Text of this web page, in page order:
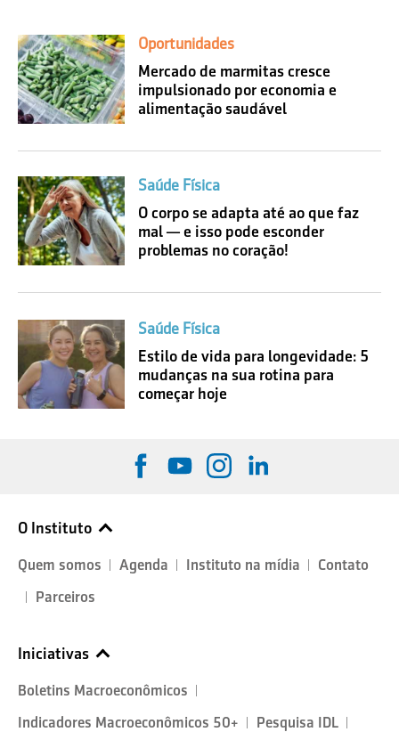
Oportunidades
Mercado de marmitas cresce
impulsionado por economia e
alimentação saudável
Saúde Física
O corpo se adapta até ao que faz
mal — e isso pode esconder
problemas no coração!
Saúde Física
Estilo de vida para longevidade: 5
mudanças na sua rotina para
começar hoje
O Instituto
Quem somos Agenda Instituto na mídia
Contato
Parceiros
Iniciativas
Boletins Macroeconômicos
Indicadores Macroeconômicos 50+
Pesquisa IDL